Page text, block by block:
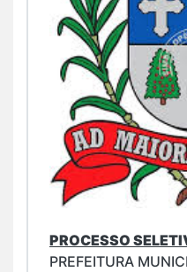
PROCESSO
PREFEITURA